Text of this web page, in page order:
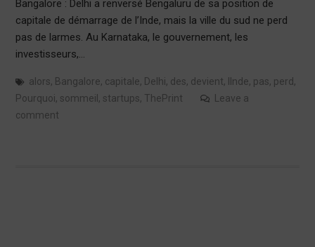
Bangalore : Delhi a renversé Bengaluru de sa position de
capitale de démarrage de l’Inde, mais la ville du sud ne perd
pas de larmes. Au Karnataka, le gouvernement, les
investisseurs,…
alors, Bangalore, capitale, Delhi, des, devient, lInde, pas, perd ,
Pourquoi, sommeil , startups, ThePrint
Leave a
comment